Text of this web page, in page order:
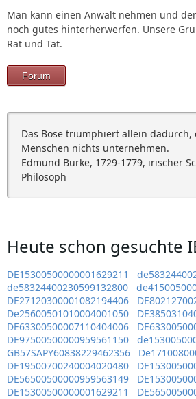
Man kann einen Anwalt nehmen und
noch gutes hinterherwerfen. Unsere
Rat und Tat.
Forum
Das Böse triumphiert allein dadurch,
Menschen nichts unternehmen.
Edmund Burke, 1729-1779, irischer
Philosoph
Heute schon gesuchte
DE15300500000001629211
de58324400230599132800
DE27120300001082194406
De25600501010004001050
DE63300500007110404006
DE97500500000959561150
GB57SAPY60838229462356
DE19500700240004020480
DE56500500000959563149
DE15300500000001629211